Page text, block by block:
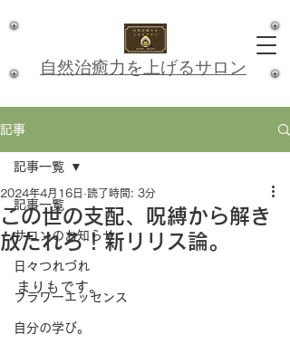
​自然治癒力を上げるサロン
記事
記事一覧
サロンのお知らせ
日々つれづれ
フラワーエッセンス
自分の学び。
記事一覧
この世の支配、呪縛から解き
放たれろ！新リリス論。
2024年4月16日 読了時間: 3分
まりもです。